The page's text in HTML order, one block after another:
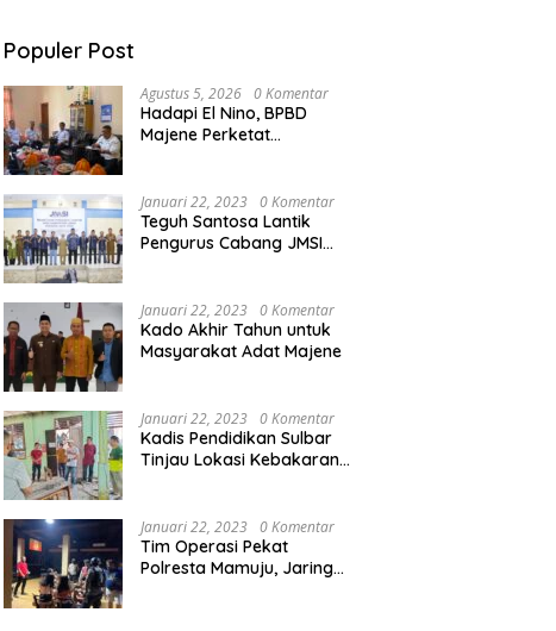
Populer Post
Agustus 5, 2026 0 Komentar
Hadapi El Nino, BPBD
Majene Perketat
Januari 22, 2023 0 Komentar
Teguh Santosa Lantik
Pengurus Cabang JMSI
Januari 22, 2023 0 Komentar
Kado Akhir Tahun untuk
Masyarakat Adat Majene
Januari 22, 2023 0 Komentar
Kadis Pendidikan Sulbar
Tinjau Lokasi Kebakaran
Januari 22, 2023 0 Komentar
Tim Operasi Pekat
Polresta Mamuju, Jaring